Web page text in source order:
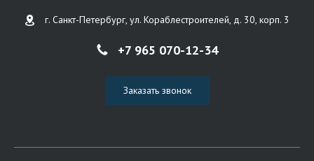
г. Санкт-Петербург, ул. Кораблестроителей, д. 30, корп. 3
+7 965 070-12-34
Заказать звонок